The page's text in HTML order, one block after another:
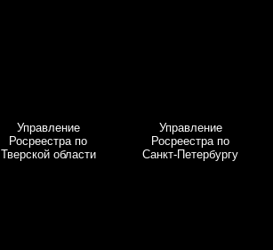
Управление
Росреестра по
Тверской области
Управление
Росреестра по
Санкт-Петербургу